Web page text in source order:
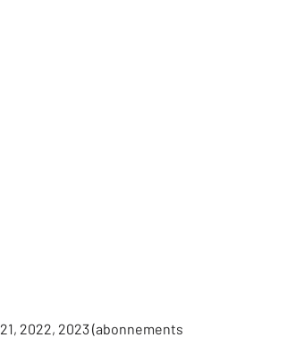
2022, 2023 (abonnements